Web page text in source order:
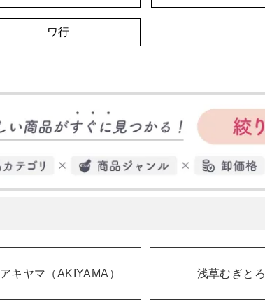
ワ行
アキヤマ（AKIYAMA） 浅草むぎとろ